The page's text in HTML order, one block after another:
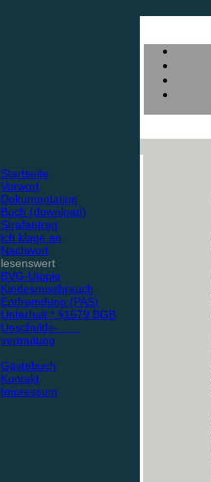
Startseite
Vorwort
Dokumentation
Buch (download)
Strafantrag
ich klage an
Nachwort
lesenswert
BVG-Utopie
Kindesmissbrauch
Entfremdung (PAS)
Unterhalt * §1579 BGB
Unschulds-
vermutung
Gästebuch
Kontakt
Impressum